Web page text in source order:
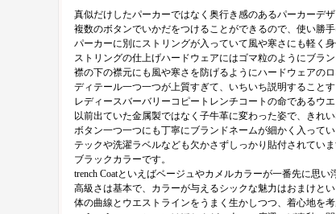
真似だけしたパーカーではなく奥行き感のあるパーカーデ
複数のボタンでいかだをつけることができるので、使い勝手
パーカーに別にストリングが入っていて風や寒さにも軽く
ストリングの仕上げハードウェアにはゴマ粒のようにブラ
襟の下の襟元にも風や寒さを防げるようにハードウェアの
ディテール一つ一つが上質すぎて、いちいち説明すること
レディースバーバリーコピートレンチコートの命であるウ
以前出ていた金属製ではなく子牛革に変わった姿で、きれ
ボタン一つ一つにも丁寧にブランドネームが細かく入ってい
テックや洗濯ラベルなども欠かさずしっかり貼付されていま
ブラックカラーです。
trench Coatといえばベージュやカメルカラーが一番先に思
高級さは基本で、カラーが与えるシックな魅力はおまけとい
体の曲線とウエストラインをうまく生かしつつ、着心地を